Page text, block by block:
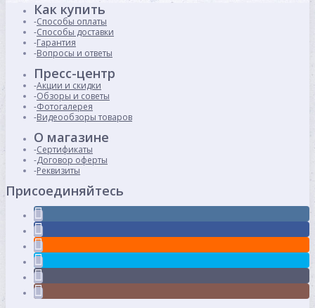
Как купить
Способы оплаты
Способы доставки
Гарантия
Вопросы и ответы
Пресс-центр
Акции и скидки
Обзоры и советы
Фотогалерея
Видеообзоры товаров
О магазине
Сертификаты
Договор оферты
Реквизиты
Присоединяйтесь